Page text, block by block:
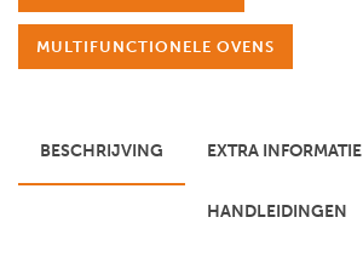
MULTIFUNCTIONELE OVENS
BESCHRIJVING EXTRA INFORMATIE
HANDLEIDINGEN